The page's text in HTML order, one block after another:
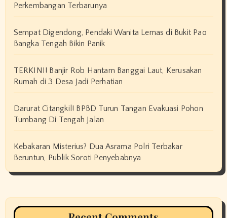
Perkembangan Terbarunya
Sempat Digendong, Pendaki Wanita Lemas di Bukit Pao
Bangka Tengah Bikin Panik
TERKINI! Banjir Rob Hantam Banggai Laut, Kerusakan
Rumah di 3 Desa Jadi Perhatian
Darurat Citangkil! BPBD Turun Tangan Evakuasi Pohon
Tumbang Di Tengah Jalan
Kebakaran Misterius? Dua Asrama Polri Terbakar
Beruntun, Publik Soroti Penyebabnya